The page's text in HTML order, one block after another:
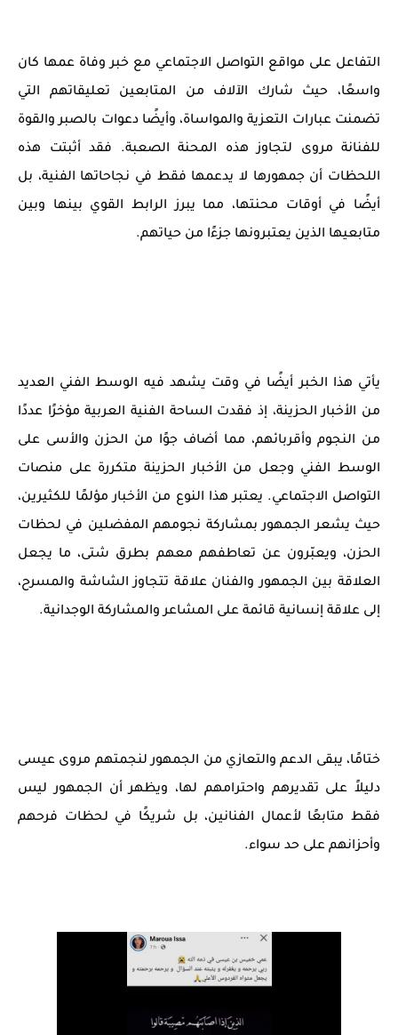
التفاعل على مواقع التواصل الاجتماعي مع خبر وفاة عمها كان
واسعًا، حيث شارك الآلاف من المتابعين تعليقاتهم التي
تضمنت عبارات التعزية والمواساة، وأيضًا دعوات بالصبر والقوة
للفنانة مروى لتجاوز هذه المحنة الصعبة. فقد أثبتت هذه
اللحظات أن جمهورها لا يدعمها فقط في نجاحاتها الفنية، بل
أيضًا في أوقات محنتها، مما يبرز الرابط القوي بينها وبين
متابعيها الذين يعتبرونها جزءًا من حياتهم.
يأتي هذا الخبر أيضًا في وقت يشهد فيه الوسط الفني العديد
من الأخبار الحزينة، إذ فقدت الساحة الفنية العربية مؤخرًا عددًا
من النجوم وأقربائهم، مما أضاف جوًا من الحزن والأسى على
الوسط الفني وجعل من الأخبار الحزينة متكررة على منصات
التواصل الاجتماعي. يعتبر هذا النوع من الأخبار مؤلمًا للكثيرين،
حيث يشعر الجمهور بمشاركة نجومهم المفضلين في لحظات
الحزن، ويعبّرون عن تعاطفهم معهم بطرق شتى، ما يجعل
العلاقة بين الجمهور والفنان علاقة تتجاوز الشاشة والمسرح،
إلى علاقة إنسانية قائمة على المشاعر والمشاركة الوجدانية.
ختامًا، يبقى الدعم والتعازي من الجمهور لنجمتهم مروى عيسى
دليلاً على تقديرهم واحترامهم لها، ويظهر أن الجمهور ليس
فقط متابعًا لأعمال الفنانين، بل شريكًا في لحظات فرحهم
وأحزانهم على حد سواء.